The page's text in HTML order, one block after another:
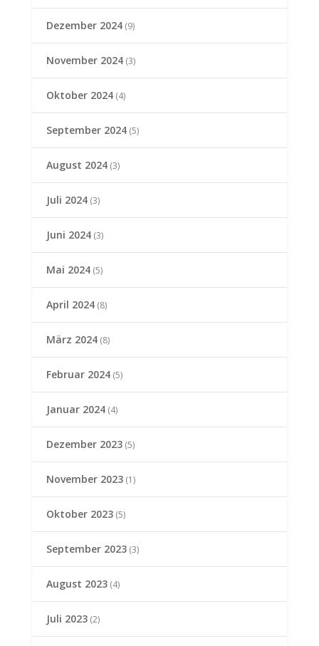
Dezember 2024(9)
November 2024(3)
Oktober 2024(4)
September 2024(5)
August 2024(3)
Juli 2024(3)
Juni 2024(3)
Mai 2024(5)
April 2024(8)
März 2024(8)
Februar 2024(5)
Januar 2024(4)
Dezember 2023(5)
November 2023(1)
Oktober 2023(5)
September 2023(3)
August 2023(4)
Juli 2023(2)